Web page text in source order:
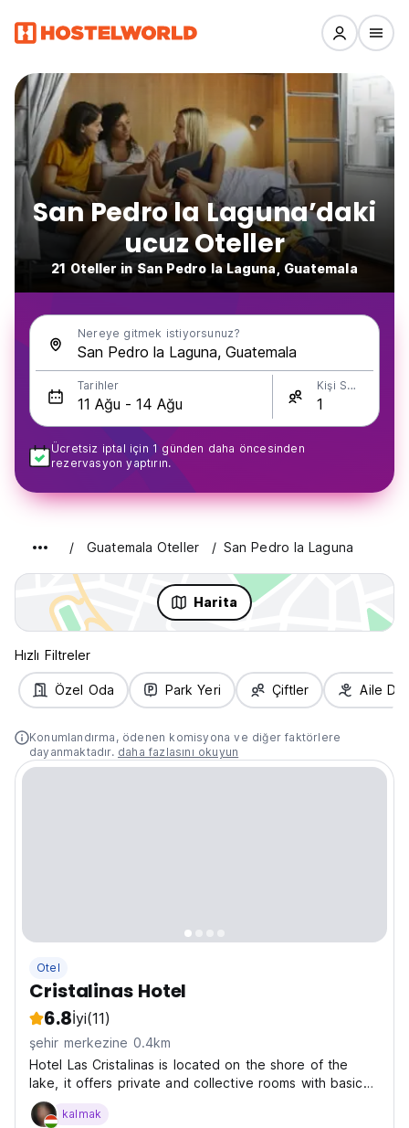
San Pedro la Laguna’daki
ucuz Oteller
21 Oteller in San Pedro la Laguna, Guatemala
Nereye gitmek istiyorsunuz?
Tarihler Kişi Sayısı
Ücretsiz iptal için 1 günden daha öncesinden
rezervasyon yaptırın.
Guatemala Oteller San Pedro la Laguna
Harita
Hızlı Filtreler
Özel Oda Park Yeri Çiftler Aile
Konumlandırma, ödenen komisyona ve diğer faktörlere
dayanmaktadır. daha fazlasını okuyun
Otel
Cristalinas Hotel
6.8İyi(11)
şehir merkezine 0.4km
Hotel Las Cristalinas is located on the shore of the
lake, it offers private and collective rooms with basic
services, private cloth, hot water and wifi, it is an ideal
place to rest as it has recreational areas such as beach
kalmak